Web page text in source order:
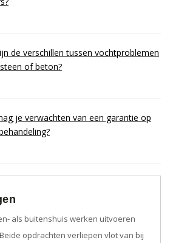
de verschillen tussen vochtproblemen
of beton?
je verwachten van een garantie op
als buitenshuis werken uitvoeren
opdrachten verliepen vlot van bij